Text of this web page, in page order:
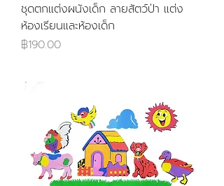
ชุดตกแต่งผนังเด็ก ลายสัตว์ป่า แต่ง
ห้องเรียนและห้องเด็ก
ราคา
฿190.00